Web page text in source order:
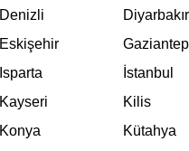
Denizli Diyarbakır
Eskişehir Gaziantep
Isparta İstanbul
Kayseri Kilis
Konya Kütahya